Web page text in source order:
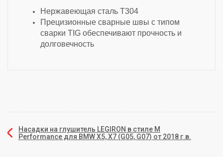
Нержавеющая сталь T304
Прецизионные сварные швы с типом
сварки TIG обеспечивают прочность и
долговечность
Насадки на глушитель LEGIRON в стиле M
Performance для BMW X5, X7 (G05, G07) от 2018 г.в.